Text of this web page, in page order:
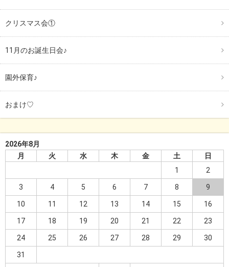
クリスマス会①
11月のお誕生日会♪
園外保育♪
おまけ♡
2026年8月
月
火 水 木 金 土 日
1 2
3 4 5 6 7 8 9
10 11 12 13 14 15 16
17 18 19 20 21 22 23
24 25 26 27 28 29 30
31